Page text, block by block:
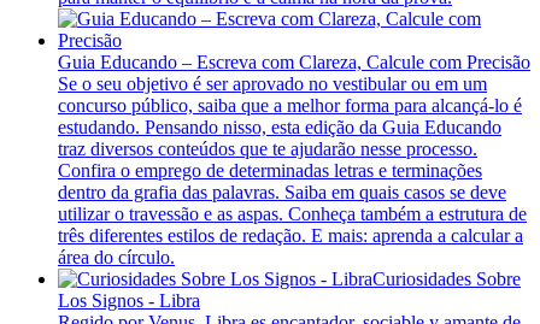
Guia Educando – Escreva com Clareza, Calcule com Precisão
Se o seu objetivo é ser aprovado no vestibular ou em um
concurso público, saiba que a melhor forma para alcançá-lo é
estudando. Pensando nisso, esta edição da Guia Educando
traz diversos conteúdos que te ajudarão nesse processo.
Confira o emprego de determinadas letras e terminações
dentro da grafia das palavras. Saiba em quais casos se deve
utilizar o travessão e as aspas. Conheça também a estrutura de
três diferentes estilos de redação. E mais: aprenda a calcular a
área do círculo.
Curiosidades Sobre
Los Signos - Libra